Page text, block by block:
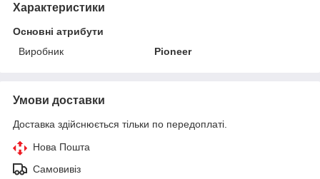
Характеристики
Основні атрибути
Виробник
Pioneer
Умови доставки
Доставка здійснюється тільки по передоплаті.
Нова Пошта
Самовивіз